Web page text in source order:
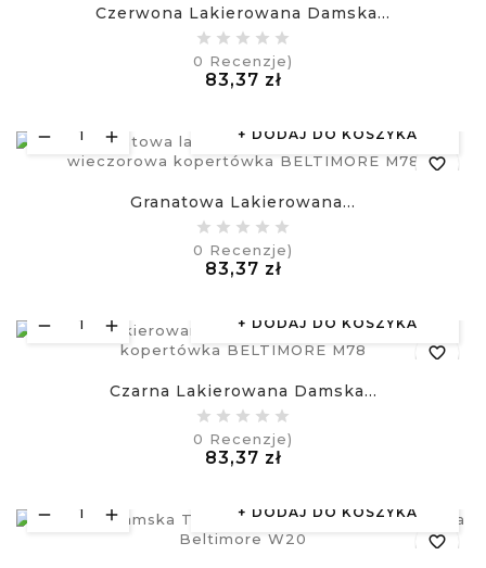
Czerwona Lakierowana Damska...
0 Recenzje)
83,37 złCena
DODAJ DO KOSZYKA
favorite_border
Granatowa Lakierowana...
0 Recenzje)
83,37 złCena
DODAJ DO KOSZYKA
favorite_border
Czarna Lakierowana Damska...
0 Recenzje)
83,37 złCena
DODAJ DO KOSZYKA
favorite_border